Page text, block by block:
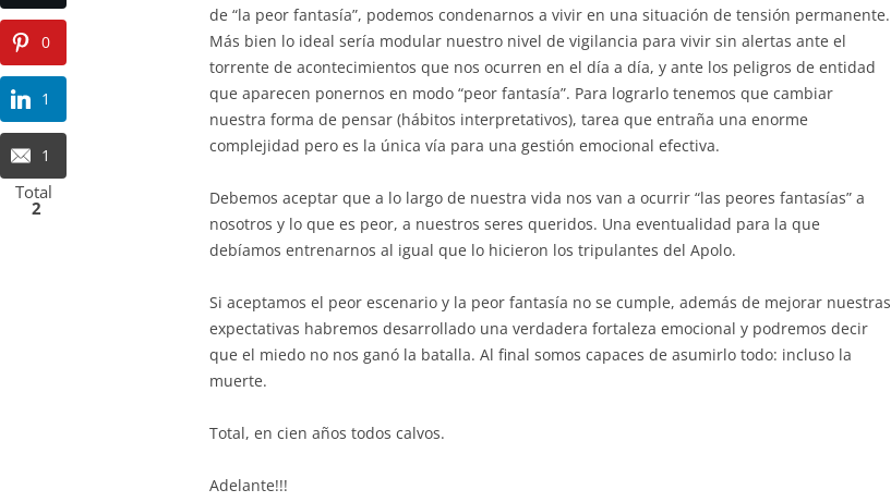
de “la peor fantasía”, podemos condenarnos a vivir en una situación de tensión permanente.
Más bien lo ideal sería modular nuestro nivel de vigilancia para vivir sin alertas ante el
torrente de acontecimientos que nos ocurren en el día a día, y ante los peligros de entidad
que aparecen ponernos en modo “peor fantasía”. Para lograrlo tenemos que cambiar
nuestra forma de pensar (hábitos interpretativos), tarea que entraña una enorme
complejidad pero es la única vía para una gestión emocional efectiva.
Debemos aceptar que a lo largo de nuestra vida nos van a ocurrir “las peores fantasías” a
nosotros y lo que es peor, a nuestros seres queridos. Una eventualidad para la que
debíamos entrenarnos al igual que lo hicieron los tripulantes del Apolo.
Si aceptamos el peor escenario y la peor fantasía no se cumple, además de mejorar nuestras
expectativas habremos desarrollado una verdadera fortaleza emocional y podremos decir
que el miedo no nos ganó la batalla. Al final somos capaces de asumirlo todo: incluso la
muerte.
Total, en cien años todos calvos.
Adelante!!!
0
1
1
Total
2